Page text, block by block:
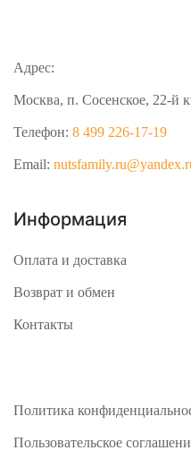
Адрес:
Москва, п. Сосенское, 22-й
Телефон: 8 499 226-17-19
Email:
Информация
Оплата и доставка
Возврат и обмен
Контакты
Политика
Пользовательское